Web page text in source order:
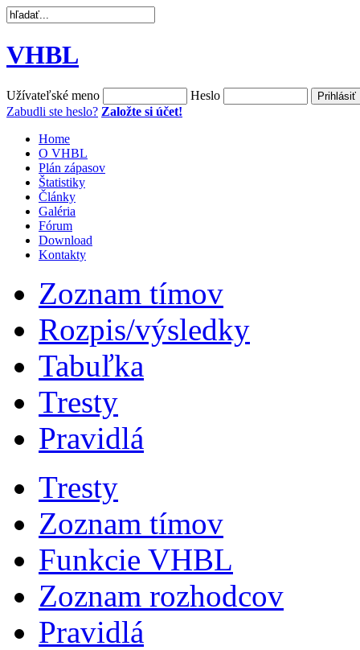
VHBL
Užívateľské meno
Heslo
Zabudli ste heslo? Založte si účet!
Home
O VHBL
Plán zápasov
Štatistiky
Články
Galéria
Fórum
Download
Kontakty
Zoznam tímov
Rozpis/výsledky
Tabuľka
Tresty
Pravidlá
Tresty
Zoznam tímov
Funkcie VHBL
Zoznam rozhodcov
Pravidlá